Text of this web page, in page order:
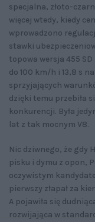
specjalna, złoto-
więcej wtedy, kiedy
wprowadzono
stawki
topowa wersja 455
do 100 km/h i 13,8 s
sprzyjających
dzięki temu przebiła
konkurencji. Była
lat z tak mocnym V8.
Nic dziwnego, że gdy
pisku i dymu z opon,
oczywistym
pierwszy złapał za
A pojawiła się
rozwijająca w